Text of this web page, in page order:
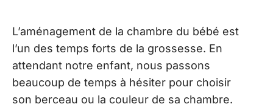
L’aménagement de la chambre du bébé est
l’un des temps forts de la grossesse. En
attendant notre enfant, nous passons
beaucoup de temps à hésiter pour choisir
son berceau ou la couleur de sa chambre.